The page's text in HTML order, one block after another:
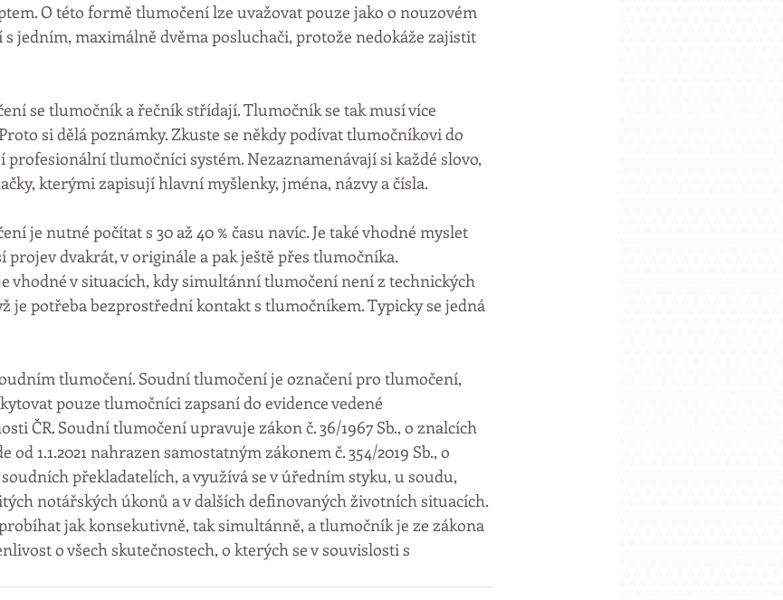
O této formě tlumočení lze uvažovat pouze jako o nouzovém
jedním, maximálně dvěma posluchači, protože nedokáže zajistit
se tlumočník a řečník střídají. Tlumočník se tak musí více
si dělá poznámky. Zkuste se někdy podívat tlumočníkovi do
profesionální tlumočníci systém. Nezaznamenávají si každé slovo,
kterými zapisují hlavní myšlenky, jména, názvy a čísla.
je nutné počítat s 30 až 40 % času navíc. Je také vhodné myslet
projev dvakrát, v originále a pak ještě přes tlumočníka.
vhodné v situacích, kdy simultánní tlumočení není z technických
je potřeba bezprostřední kontakt s tlumočníkem. Typicky se jedná
tlumočení. Soudní tlumočení je označení pro tlumočení,
pouze tlumočníci zapsaní do evidence vedené
ČR. Soudní tlumočení upravuje zákon č. 36/1967 Sb., o znalcích
1.1.2021 nahrazen samostatným zákonem č. 354/2019 Sb., o
překladatelích, a využívá se v úředním styku, u soudu,
notářských úkonů a v dalších definovaných životních situacích.
jak konsekutivně, tak simultánně, a tlumočník je ze zákona
o všech skutečnostech, o kterých se v souvislosti s